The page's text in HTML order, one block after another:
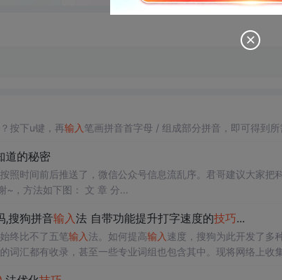
按下u键，再输入 笔画拼音首字母 / 组成部分拼音，即可得到所
道的秘密
照时间前后推送了，微信公众号信息流乱序。君哥建议大家把
~，方法如下图： 文 章 分...
,搜狗拼音输入法 自带功能提升打字速度的技巧...
终比不了五笔输入法。如何提高输入 速度，搜狗为此开发了多
的词汇都有收录，甚至一些专业词组也包含其中。现将网络上收